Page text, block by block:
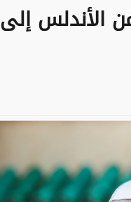
الأندلس إلى